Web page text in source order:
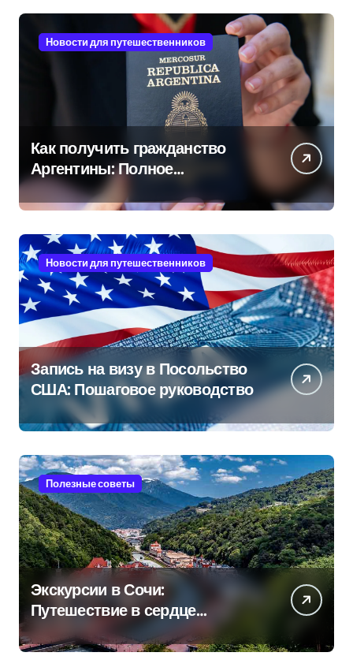
Новости для путешественников
Как получить гражданство
Аргентины: Полное
руководство
Новости для путешественников
Запись на визу в Посольство
США: Пошаговое руководство
Полезные советы
Экскурсии в Сочи:
Путешествие в сердце
Черноморского курорта